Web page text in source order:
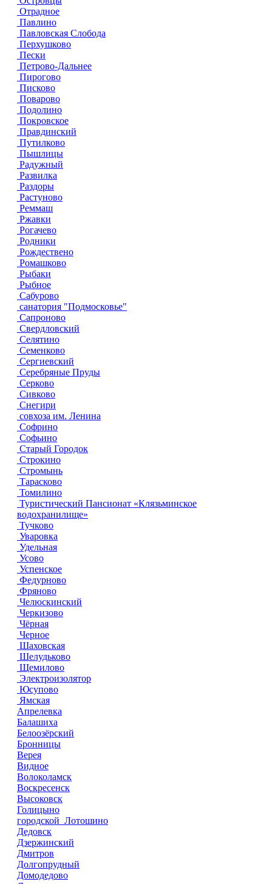
Отрадное
Павлино
Павловская Слобода
Перхушково
Пески
Петрово-Дальнее
Пирогово
Писково
Поварово
Подолино
Покровское
Правдинский
Путилково
Пышлицы
Радужный
Развилка
Раздоры
Растуново
Реммаш
Ржавки
Рогачево
Родники
Рождествено
Ромашково
Рыбаки
Рыбное
Сабурово
санатория "Подмосковье"
Сапроново
Свердловский
Селятино
Семенково
Сергиевский
Серебряные Пруды
Серково
Сивково
Снегири
совхоза им. Ленина
Софрино
Софьино
Старый Городок
Строкино
Стромынь
Тарасково
Томилино
Туристический Пансионат «Клязьминское
водохранилище»
Тучково
Уваровка
Удельная
Усово
Успенское
Федурново
Фряново
Челюскинский
Черкизово
Чёрная
Черное
Шаховская
Шелудьково
Щемилово
Электроизолятор
Юсупово
Ямская
Апрелевка
Балашиха
Белоозёрский
Бронницы
Верея
Видное
Волоколамск
Воскресенск
Высоковск
Голицыно
городской Лотошино
Дедовск
Дзержинский
Дмитров
Долгопрудный
Домодедово